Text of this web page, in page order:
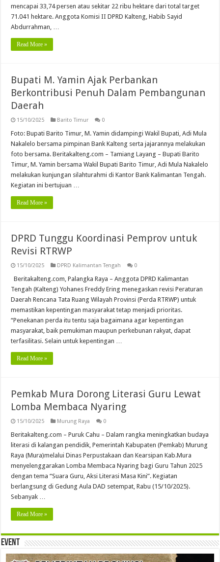
mencapai 33,74 persen atau sekitar 22 ribu hektare dari total target
71.041 hektare. Anggota Komisi II DPRD Kalteng, Habib Sayid
Abdurrahman, …
Read More »
Bupati M. Yamin Ajak Perbankan
Berkontribusi Penuh Dalam Pembangunan
Daerah
15/10/2025 Barito Timur 0
Foto: Bupati Barito Timur, M. Yamin didampingi Wakil Bupati, Adi Mula
Nakalelo bersama pimpinan Bank Kalteng serta jajarannya melakukan
foto bersama. Beritakalteng.com – Tamiang Layang – Bupati Barito
Timur, M. Yamin bersama Wakil Bupati Barito Timur, Adi Mula Nakalelo
melakukan kunjungan silahturahmi di Kantor Bank Kalimantan Tengah.
Kegiatan ini bertujuan …
Read More »
DPRD Tunggu Koordinasi Pemprov untuk
Revisi RTRWP
15/10/2025 DPRD Kalimantan Tengah 0
Beritakalteng.com, Palangka Raya – Anggota DPRD Kalimantan
Tengah (Kalteng) Yohanes Freddy Ering menegaskan revisi Peraturan
Daerah Rencana Tata Ruang Wilayah Provinsi (Perda RTRWP) untuk
memastikan kepentingan masyarakat tetap menjadi prioritas.
“Penekanan perda itu tentu saja bagaimana agar kepentingan
masyarakat, baik pemukiman maupun perkebunan rakyat, dapat
terfasilitasi. Selain untuk kepentingan …
Read More »
Pemkab Mura Dorong Literasi Guru Lewat
Lomba Membaca Nyaring
15/10/2025 Murung Raya 0
Beritakalteng.com – Puruk Cahu – Dalam rangka meningkatkan budaya
literasi di kalangan pendidik, Pemerintah Kabupaten (Pemkab) Murung
Raya (Mura)melalui Dinas Perpustakaan dan Kearsipan Kab.Mura
menyelenggarakan Lomba Membaca Nyaring bagi Guru Tahun 2025
dengan tema “Suara Guru, Aksi Literasi Masa Kini”. Kegiatan
berlangsung di Gedung Aula DAD setempat, Rabu (15/10/2025).
Sebanyak …
Read More »
Event